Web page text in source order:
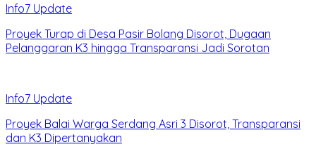
Info7 Update
Proyek Turap di Desa Pasir Bolang Disorot, Dugaan
Pelanggaran K3 hingga Transparansi Jadi Sorotan
Info7 Update
Proyek Balai Warga Serdang Asri 3 Disorot, Transparansi
dan K3 Dipertanyakan